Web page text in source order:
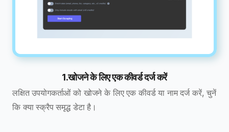
1.खोजने के लिए एक कीवर्ड दर्ज करें
लक्षित उपयोगकर्ताओं को खोजने के लिए एक कीवर्ड या नाम दर्ज करें, चुनें
कि क्या स्क्रैप समृद्ध डेटा है।